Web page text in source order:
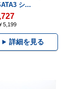
シ...
5,199
詳細を見る